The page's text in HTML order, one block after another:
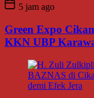
5 jam ago
Green Expo
KKN UBP